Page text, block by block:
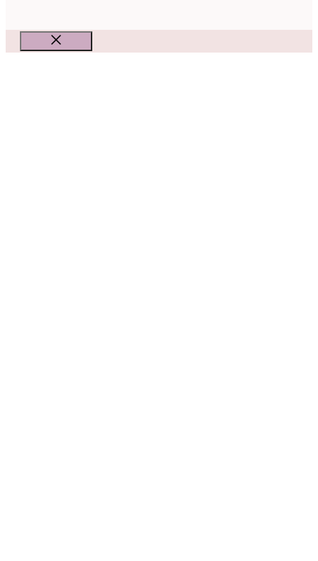
Fermer